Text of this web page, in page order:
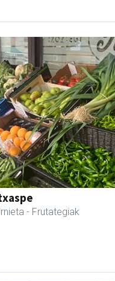
- Frutategiak